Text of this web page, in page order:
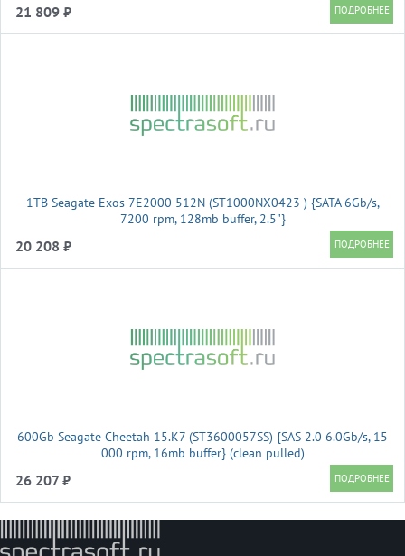
21 809 ₽
1TB Seagate Exos 7E2000 512N (ST1000NX0423 ) {SATA 6Gb/s,
7200 rpm, 128mb buffer, 2.5"}
20 208 ₽
600Gb Seagate Cheetah 15.K7 (ST3600057SS) {SAS 2.0 6.0Gb/s, 15
000 rpm, 16mb buffer} (clean pulled)
26 207 ₽